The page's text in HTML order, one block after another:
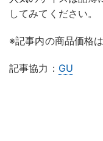
してみてください。
※記事内の商品価格
記事協力： GU